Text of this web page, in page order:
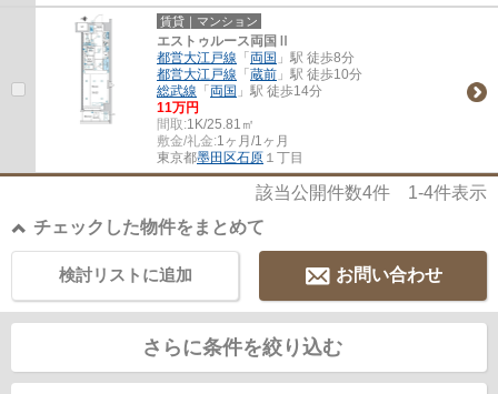
賃貸｜マンション
エストゥルース両国Ⅱ
都営大江戸線 「 両国 」駅 徒歩8分
都営大江戸線 「 蔵前 」駅 徒歩10分
総武線 「 両国 」駅 徒歩14分
11万円
間取:1K/25.81㎡
敷金/礼金:1ヶ月/1ヶ月
東京都墨田区石原 １丁目
該当公開件数4件 1-4件表示
チェックした物件をまとめて
お問い合わせ
検討リストに追加
さらに条件を絞り込む